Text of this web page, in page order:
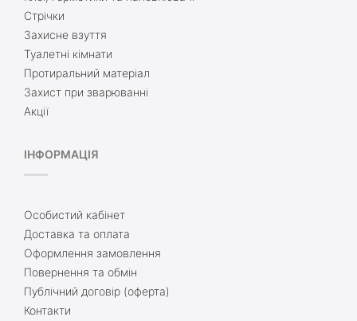
Стрічки
Захисне взуття
Туалетні кімнати
Протиральний матеріал
Захист при зварюванні
Акції
ІНФОРМАЦІЯ
Особистий кабінет
Доставка та оплата
Оформлення замовлення
Повернення та обмін
Публічний договір (оферта)
Контакти